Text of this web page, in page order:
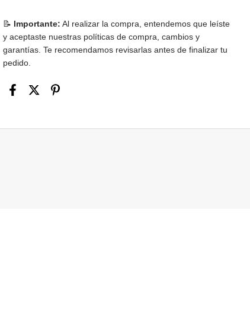
📝 Importante: Al realizar la compra, entendemos que leíste
y aceptaste nuestras políticas de compra, cambios y
garantías. Te recomendamos revisarlas antes de finalizar tu
pedido.